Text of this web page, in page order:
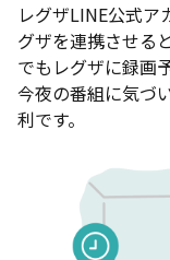
レグザLINE公式
グザを連携させる
でもレグザに録画
今夜の番組に気づ
利です。